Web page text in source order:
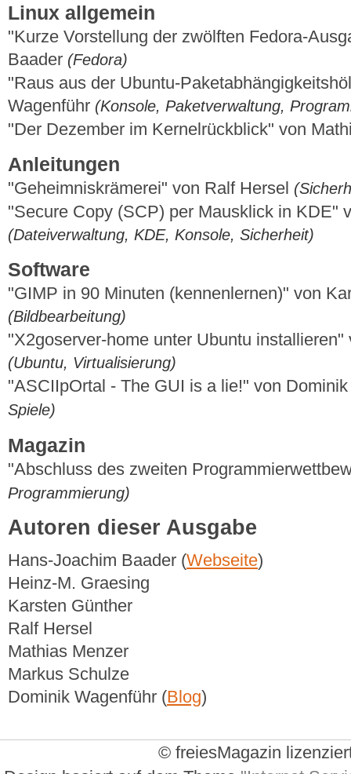
Linux allgemein
"Kurze Vorstellung der zwölften Fedora-
Baader (Fedora)
"Raus aus der Ubuntu-
Wagenführ (Konsole, Paketverwaltung,
"Der Dezember im Kernelrückblick" von
Anleitungen
"Geheimniskrämerei" von Ralf Hersel
"Secure Copy (SCP) per Mausklick in KDE"
(Dateiverwaltung, KDE, Konsole, Sicherheit)
Software
"GIMP in 90 Minuten (kennenlernen)" von
(Bildbearbeitung)
"X2goserver-home unter Ubuntu
(Ubuntu, Virtualisierung)
"ASCIIpOrtal - The GUI is a lie!" von
Spiele)
Magazin
"Abschluss des zweiten
Programmierung)
Autoren dieser Ausgabe
Hans-Joachim Baader (Webseite)
Heinz-M. Graesing
Karsten Günther
Ralf Hersel
Mathias Menzer
Markus Schulze
Dominik Wagenführ (Blog)
© freiesMagazin